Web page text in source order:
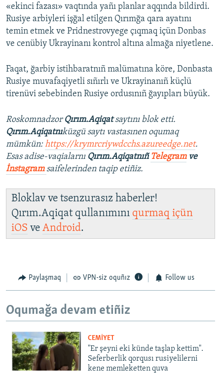
«ekinci fazası» vaqtında yañı planlar aqqında bildirdi.
Rusiye arbiyleri işğal etilgen Qırımğa qara ayatını
temin etmek ve Pridnestrovyege çıqmaq içün Donbas
ve cenübiy Ukrayinanı kontrol altına almağa niyetlene.
Faqat, ğarbiy istihbaratnıñ malümatına köre, Donbasta
Rusiye muvafaqiyetli sıñırlı ve Ukrayinanıñ küçlü
tirenüvi sebebinden Rusiye ordusınıñ ğayıpları büyük.
Roskomnadzor Qırım.Aqiqatsaytını blok etti.
Qırım.Aqiqatnıküzgü saytı vastasınen oqumaq
mümkün:https://krymrcriywdcchs.azureedge.net.
Esas adise-vaqialarnı Qırım.Aqiqatnıñ Telegramve
İnstagram saifelerinden taqip etiñiz.
Bloklav ve tsenzurasız haberler!
Qırım.Aqiqat qullanımını qurmaq içün
iOS ve Android.
Paylaşmaq VPN-siz oquñız Follow us
Oqumağa devam etiñiz
CEMİYET
"Er şeyni eki künde taşlap kettim".
Seferberlik qorqusı rusiyelilerni
kene memleketten quva